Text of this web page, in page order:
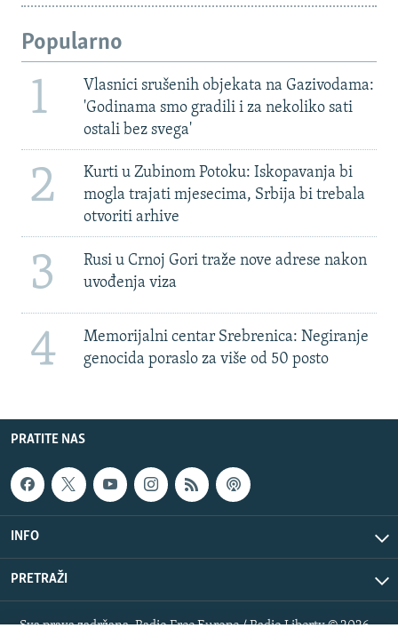
Popularno
1
Vlasnici srušenih objekata na Gazivodama:
'Godinama smo gradili i za nekoliko sati
ostali bez svega'
2
Kurti u Zubinom Potoku: Iskopavanja bi
mogla trajati mjesecima, Srbija bi trebala
otvoriti arhive
3
Rusi u Crnoj Gori traže nove adrese nakon
uvođenja viza
4
Memorijalni centar Srebrenica: Negiranje
genocida poraslo za više od 50 posto
PRATITE NAS
INFO
PRETRAŽI
Sva prava zadržana. Radio Free Europe / Radio Liberty © 2026